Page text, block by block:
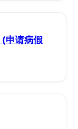
(申请病假